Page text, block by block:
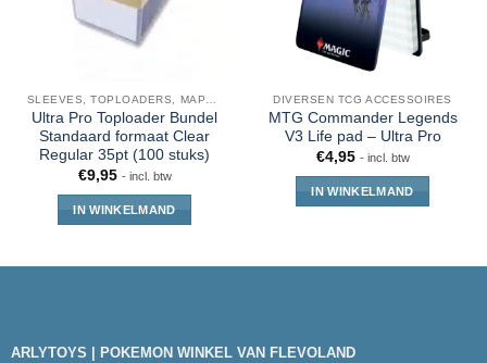
Ultra Pro Toploader Bundel
Standaard formaat Clear
Regular 35pt (100 stuks)
€9,95 - incl. btw
IN WINKELMAND
DIVERSEN TCG ACCESSOIRES
MTG Commander Legends
V3 Life pad – Ultra Pro
€4,95 - incl. btw
IN WINKELMAND
ARLYTOYS | POKEMON WINKEL VAN FLEVOLAND